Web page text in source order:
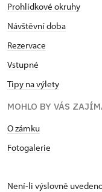
Prohlídkové okruhy
Návštěvní doba
Rezervace
Vstupné
Tipy na výlety
MOHLO BY VÁS
O zámku
Fotogalerie
Není-li výslovně